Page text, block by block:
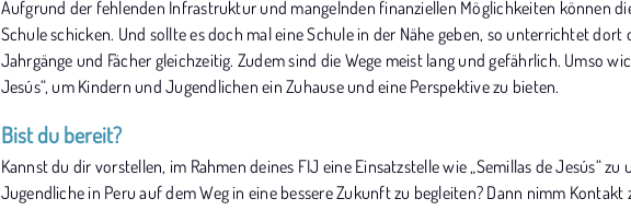
Aufgrund der fehlenden Infrastruktur und mangelnden finanziellen Möglichkeiten können
Schule schicken. Und sollte es doch mal eine Schule in der Nähe geben, so unterrichtet
Jahrgänge und Fächer gleichzeitig. Zudem sind die Wege meist lang und gefährlich. Umso
Jesús“, um Kindern und Jugendlichen ein Zuhause und eine Perspektive zu bieten.
Bist du bereit?
Kannst du dir vorstellen, im Rahmen deines FIJ eine Einsatzstelle wie „Semillas de Jesús“
Jugendliche in Peru auf dem Weg in eine bessere Zukunft zu begleiten? Dann nimm